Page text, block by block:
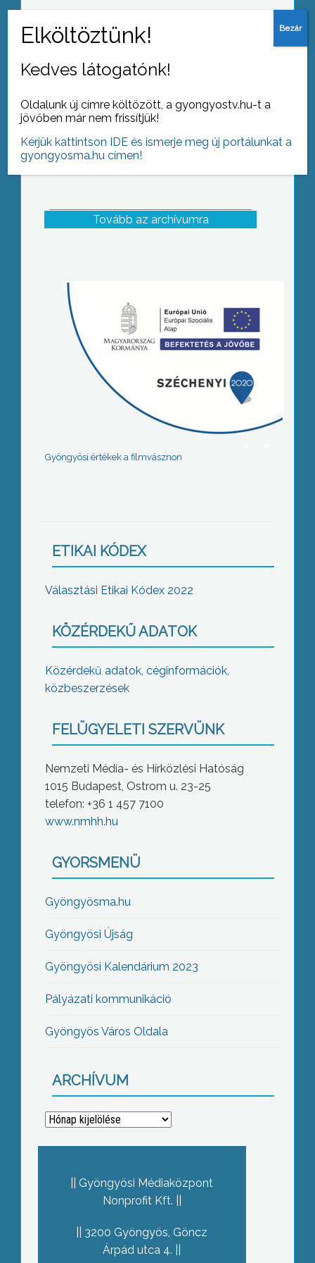
a gyöngyösi Mátra Művelődési
Tovább az archívumra
Gyöngyösi értékek a filmvásznon
ETIKAI KÓDEX
Választási Etikai Kódex 2022
KÖZÉRDEKŰ ADATOK
Közérdekű adatok, céginformációk,
közbeszerzések
FELÜGYELETI SZERVÜNK
Nemzeti Média- és Hírközlési Hatóság
1015 Budapest, Ostrom u. 23-25
telefon: +36 1 457 7100
www.nmhh.hu
GYORSMENÜ
Gyöngyösma.hu
Gyöngyösi Újság
Gyöngyösi Kalendárium 2023
Pályázati kommunikáció
Gyöngyös Város Oldala
ARCHÍVUM
Archívum
Gyöngyösi Médiaközpont
Nonprofit Kft.
3200 Gyöngyös, Göncz
Árpád utca 4.
Kedves látogatónk!
Oldalunk új címre költözött, a gyongyostv.hu-t a
jövőben már nem frissítjük!
Kérjük kattintson IDE és ismerje meg új portálunkat a
gyongyosma.hu címen!